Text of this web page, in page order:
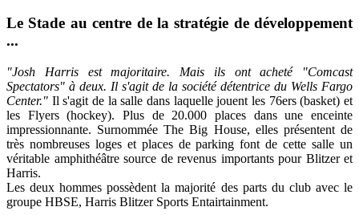
Le Stade au centre de la stratégie de développement
...
"Josh Harris est majoritaire. Mais ils ont acheté "Comcast
Spectators" à deux. Il s'agit de la société détentrice du Wells Fargo
Center." Il s'agit de la salle dans laquelle jouent les 76ers (basket) et
les Flyers (hockey). Plus de 20.000 places dans une enceinte
impressionnante. Surnommée The Big House, elles présentent de
très nombreuses loges et places de parking font de cette salle un
véritable amphithéâtre source de revenus importants pour Blitzer et
Harris.
Les deux hommes possèdent la majorité des parts du club avec le
groupe HBSE, Harris Blitzer Sports Entairtainment.